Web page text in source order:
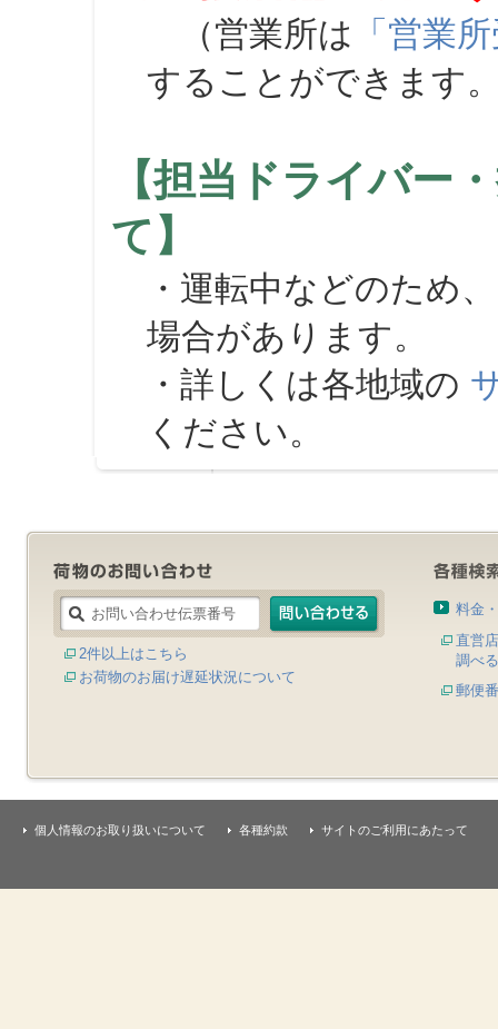
（営業所は 「営業
することができます
【担当ドライバー
て】
・運転中などのため
場合があります。
・詳しくは各地域の
ください。
2件以上はこちら
お荷物のお届け遅延状況について
料金
直営
調べる
郵便
個人情報のお取り扱いについて 各種約款 サイトのご利用にあたって